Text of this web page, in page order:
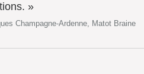
»
Champagne-Ardenne, Matot Braine